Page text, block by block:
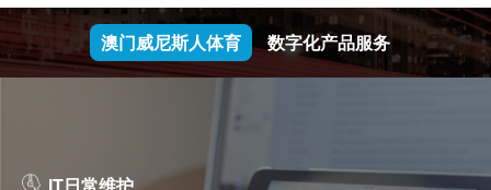
澳门威尼斯人体育 数字化产品服务
IT日常维护